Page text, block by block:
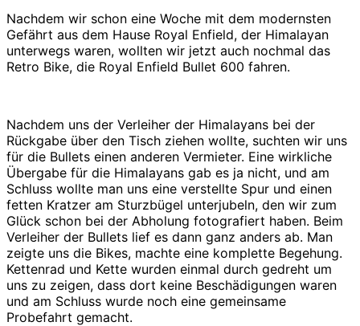
Nachdem wir schon eine Woche mit dem modernsten
Gefährt aus dem Hause Royal Enfield, der Himalayan
unterwegs waren, wollten wir jetzt auch nochmal das
Retro Bike, die Royal Enfield Bullet 600 fahren.
Nachdem uns der Verleiher der Himalayans bei der
Rückgabe über den Tisch ziehen wollte, suchten wir uns
für die Bullets einen anderen Vermieter. Eine wirkliche
Übergabe für die Himalayans gab es ja nicht, und am
Schluss wollte man uns eine verstellte Spur und einen
fetten Kratzer am Sturzbügel unterjubeln, den wir zum
Glück schon bei der Abholung fotografiert haben. Beim
Verleiher der Bullets lief es dann ganz anders ab. Man
zeigte uns die Bikes, machte eine komplette Begehung.
Kettenrad und Kette wurden einmal durch gedreht um
uns zu zeigen, dass dort keine Beschädigungen waren
und am Schluss wurde noch eine gemeinsame
Probefahrt gemacht.